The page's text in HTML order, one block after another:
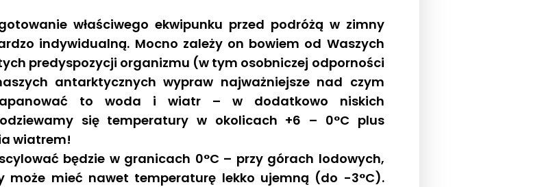
właściwego ekwipunku przed podróżą w zimny
indywidualną. Mocno zależy on bowiem od Waszych
predyspozycji organizmu (w tym osobniczej odporności
antarktycznych wypraw najważniejsze nad czym
to woda i wiatr – w dodatkowo niskich
się temperatury w okolicach +6 – 0°C plus
wiatrem!
będzie w granicach 0°C – przy górach lodowych,
może mieć nawet temperaturę lekko ujemną (do -3°C).